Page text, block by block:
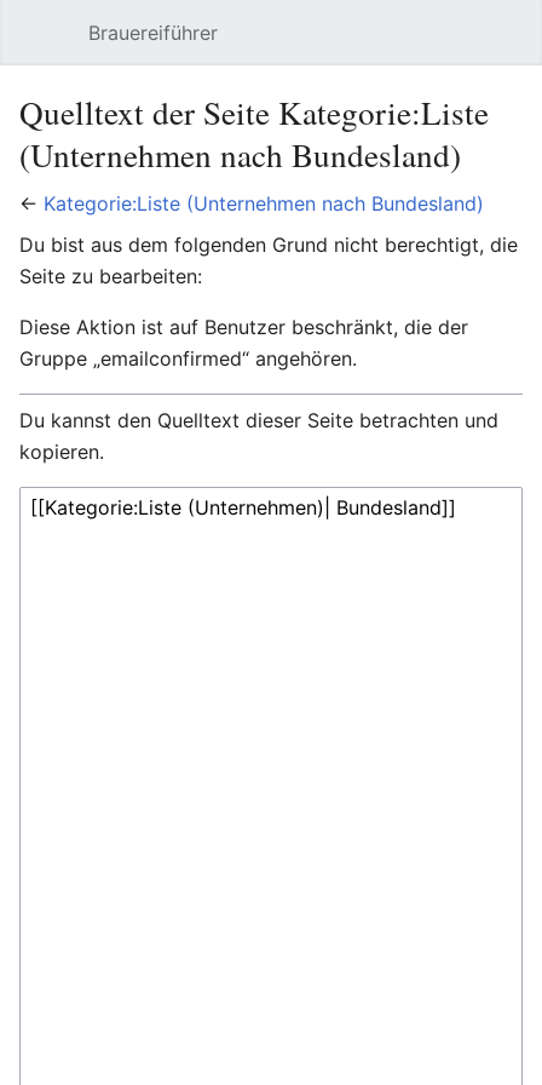
Brauereiführer
Quelltext der Seite Kategorie:Liste
(Unternehmen nach Bundesland)
← Kategorie:Liste (Unternehmen nach Bundesland)
Du bist aus dem folgenden Grund nicht berechtigt, die
Seite zu bearbeiten:
Diese Aktion ist auf Benutzer beschränkt, die der
Gruppe „emailconfirmed“ angehören.
Du kannst den Quelltext dieser Seite betrachten und
kopieren.